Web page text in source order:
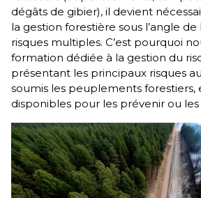
dégâts de gibier), il devient
la gestion forestière sous l’angle
risques multiples. C’est pourquoi
formation dédiée à la gestion du
présentant les principaux risques
soumis les peuplements forestiers,
disponibles pour les prévenir ou les